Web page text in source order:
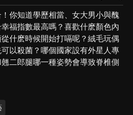
你知道學歷相當、女大男小與醜
福指數最高嗎？喜歡什麽顏色內
什麽時候開始打嗝呢？絨毛玩偶
以殺菌？哪個國家設有外星人專
二郎腿哪一種姿勢會導致脊椎側